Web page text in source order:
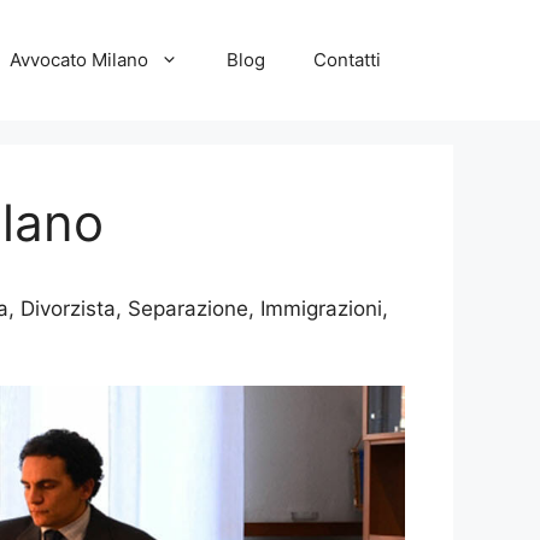
Avvocato Milano Blog Contatti
Divorzista, Separazione, Immigrazioni,